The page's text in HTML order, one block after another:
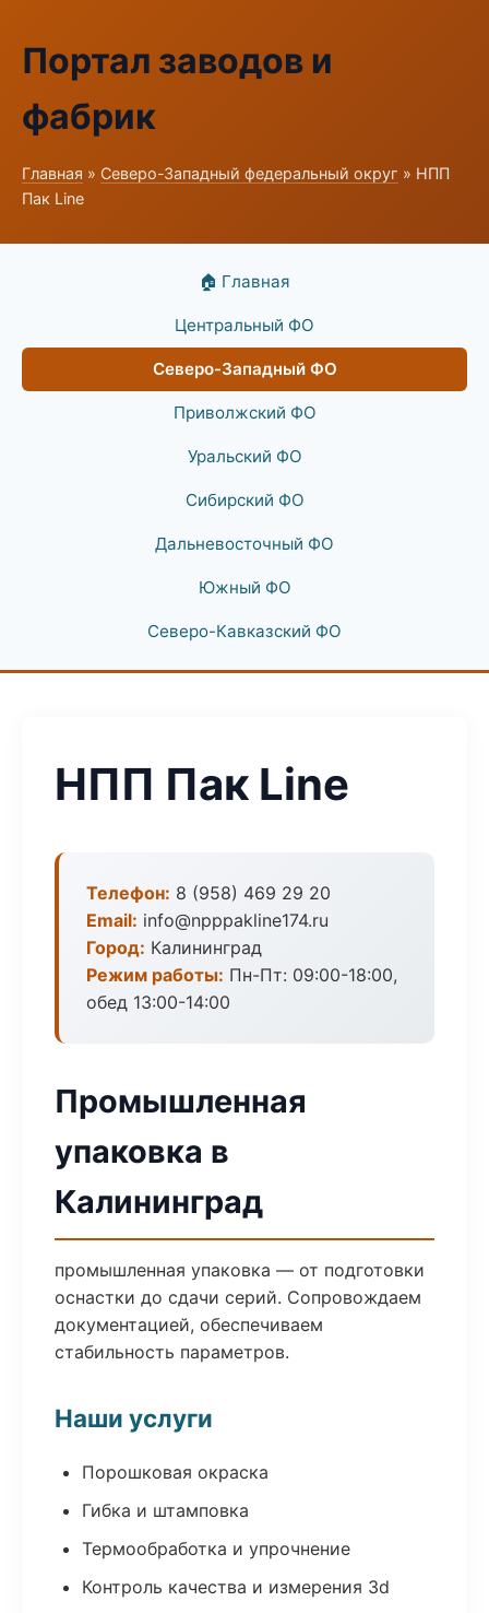
Портал заводов и
фабрик
Главная » Северо-Западный федеральный округ » НПП
Пак Line
🏠 Главная
Центральный ФО
Северо-Западный ФО
Приволжский ФО
Уральский ФО
Сибирский ФО
Дальневосточный ФО
Южный ФО
Северо-Кавказский ФО
НПП Пак Line
Телефон: 8 (958) 469 29 20
Email: info@npppakline174.ru
Город: Калининград
Режим работы: Пн-Пт: 09:00-18:00,
обед 13:00-14:00
Промышленная
упаковка в
Калининград
промышленная упаковка — от подготовки
оснастки до сдачи серий. Сопровождаем
документацией, обеспечиваем
стабильность параметров.
Наши услуги
Порошковая окраска
Гибка и штамповка
Термообработка и упрочнение
Контроль качества и измерения 3d